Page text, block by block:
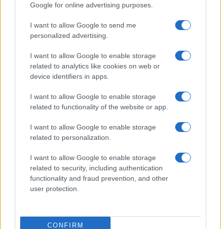
Google for online advertising purposes.
I want to allow Google to send me
personalized advertising.
I want to allow Google to enable storage
related to analytics like cookies on web or
device identifiers in apps.
I want to allow Google to enable storage
related to functionality of the website or app.
I want to allow Google to enable storage
related to personalization.
I want to allow Google to enable storage
related to security, including authentication
functionality and fraud prevention, and other
user protection.
CONFIRM
#Grmljavina